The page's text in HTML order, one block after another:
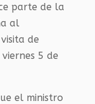
parte de la
al
de
5 de
el ministro